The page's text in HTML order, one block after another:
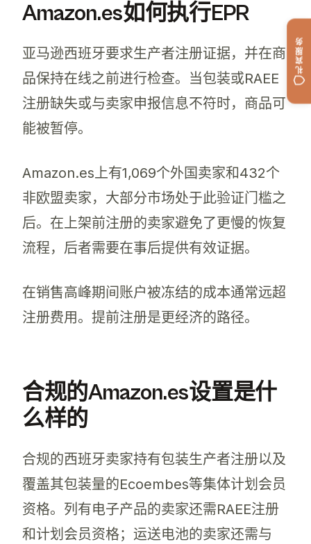
Amazon.es如何执行EPR
亚马逊西班牙要求生产者注册证据，并在商
品保持在线之前进行检查。当包装或RAEE
注册缺失或与卖家申报信息不符时，商品可
能被暂停。
Amazon.es上有1,069个外国卖家和432个
非欧盟卖家，大部分市场处于此验证门槛之
后。在上架前注册的卖家避免了更慢的恢复
流程，后者需要在事后提供有效证据。
在销售高峰期间账户被冻结的成本通常远超
注册费用。提前注册是更经济的路径。
合规的Amazon.es设置是什
么样的
合规的西班牙卖家持有包装生产者注册以及
覆盖其包装量的Ecoembes等集体计划会员
资格。列有电子产品的卖家还需RAEE注册
和计划会员资格；运送电池的卖家还需与
礼宾服务